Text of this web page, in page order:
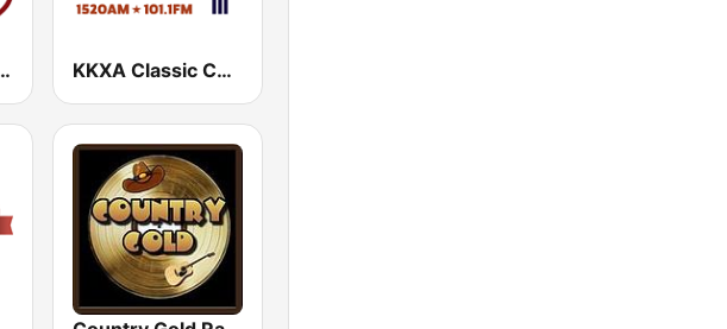
106.9 KKXA Classic Country 1520